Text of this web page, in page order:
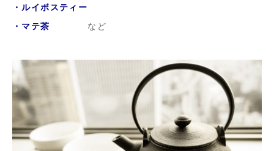
・ルイボスティー
・マテ茶
など